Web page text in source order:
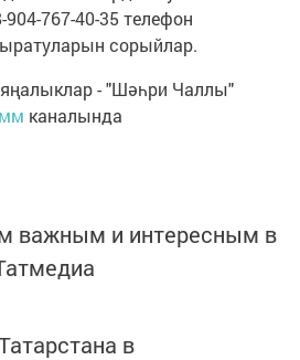
904-767-40-35 телефон
сорыйлар.
- "Шәһри Чаллы"
каналында
важным и интересным в
в